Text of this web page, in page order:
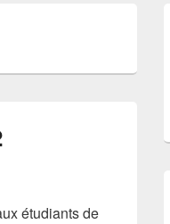
étudiants de